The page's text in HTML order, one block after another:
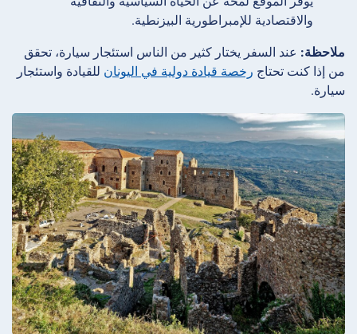
والاقتصادية للإمبراطورية البيزنطية.
ملاحظة: عند السفر يختار كثير من الناس استئجار سيارة، تحقق
من إذا كنت تحتاج رخصة قيادة دولية في اليونان للقيادة واستئجار
سيارة.